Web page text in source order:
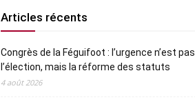
Articles récents
Congrès de la Féguifoot : l’urgence n’est pas
l’élection, mais la réforme des statuts
4 août 2026